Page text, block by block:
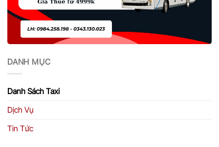
DANH MỤC
Danh Sách Taxi
Dịch Vụ
Tin Tức